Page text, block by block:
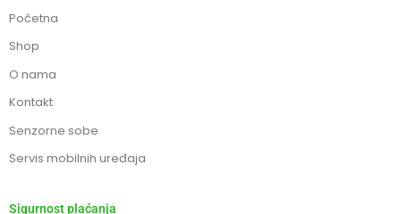
Početna
Shop
O nama
Kontakt
Senzorne sobe
Servis mobilnih uređaja
Sigurnost plaćanja